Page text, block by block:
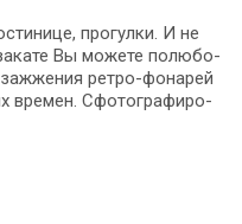
про­гул­ки. И не
Вы мо­же­те по­лю­бо­
ретро-фонарей
вре­мен. Сфо­то­гра­фи­ро­